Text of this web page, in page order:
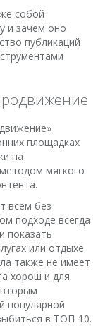
собой
и зачем оно
публикаций
площадках
на
мягкого
всем без
подходе всегда
показать
или отдыхе
также не имеет
хорош и для
популярной
в ТОП-10.